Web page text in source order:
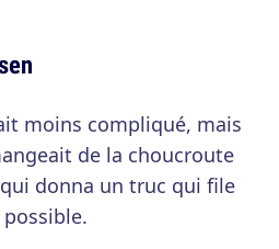
moins compliqué, mais
de la choucroute
donna un truc qui file